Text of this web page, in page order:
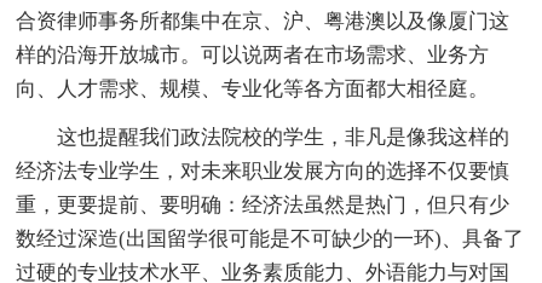
合资律师事务所都集中在京、沪、粤港澳以及像厦门这
样的沿海开放城市。可以说两者在市场需求、业务方
向、人才需求、规模、专业化等各方面都大相径庭。
这也提醒我们政法院校的学生，非凡是像我这样的
经济法专业学生，对未来职业发展方向的选择不仅要慎
重，更要提前、要明确：经济法虽然是热门，但只有少
数经过深造(出国留学很可能是不可缺少的一环)、具备了
过硬的专业技术水平、业务素质能力、外语能力与对国